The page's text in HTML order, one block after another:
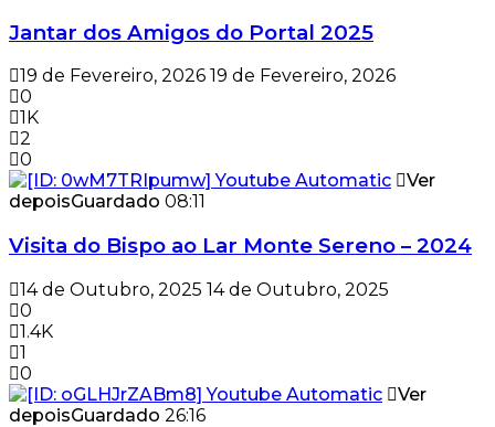
Jantar dos Amigos do Portal 2025
19 de Fevereiro, 2026 19 de Fevereiro, 2026
0
1K
2
0
Ver
depoisGuardado 08:11
Visita do Bispo ao Lar Monte Sereno – 2024
14 de Outubro, 2025 14 de Outubro, 2025
0
1.4K
1
0
Ver
depoisGuardado 26:16